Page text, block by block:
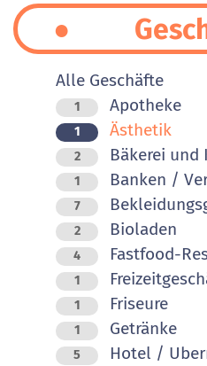
Alle Geschäfte
1 Apotheke
1 Ästhetik
2 Bäkerei und
1 Banken /
7
2 Bioladen
4 Fastfood-
1
1 Friseure
1 Getränke
5 Hotel /